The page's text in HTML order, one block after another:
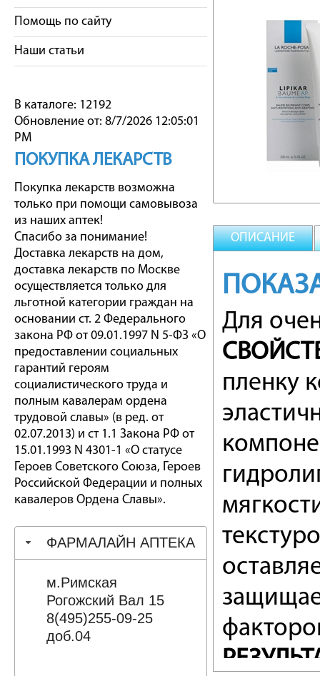
Помощь по сайту
Наши статьи
В каталоге: 12192
Обновление от: 8/7/2026 12:05:01
PM
ПОКУПКА ЛЕКАРСТВ
Покупка лекарств возможна
только при помощи самовывоза
из наших аптек!
Спасибо за понимание!
Доставка лекарств на дом,
доставка лекарств по Москве
осуществляется только для
льготной категории граждан на
основании ст. 2 Федерального
закона РФ от 09.01.1997 N 5-ФЗ «О
предоставлении социальных
гарантий героям
социалистического труда и
полным кавалерам ордена
трудовой славы» (в ред. от
02.07.2013) и ст 1.1 Закона РФ от
15.01.1993 N 4301-1 «О статусе
Героев Советского Союза, Героев
Российской Федерации и полных
кавалеров Ордена Славы».
ФАРМАЛАЙН АПТЕКА
м.Римская
Рогожский Вал 15
8(495)255-09-25
доб.04
ОПИСАНИЕ
Для
пленку